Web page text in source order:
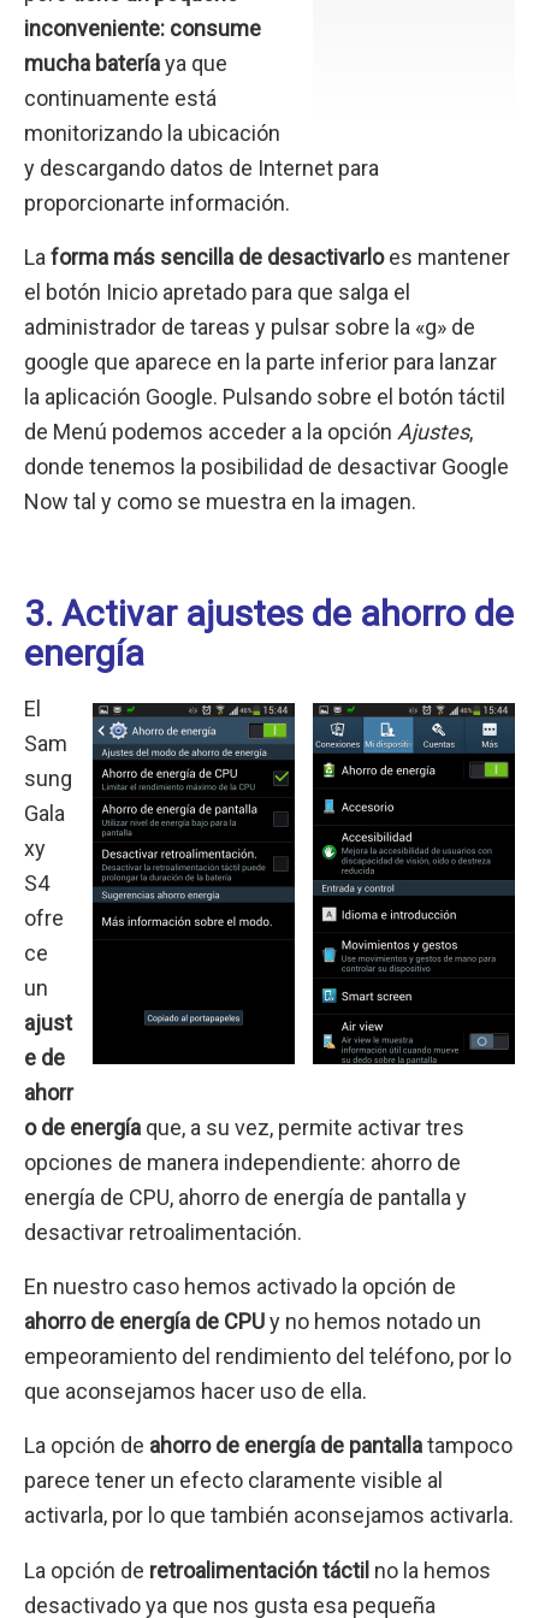
inconveniente: consume
mucha bateríaya que
continuamente está
monitorizando la ubicación
y descargando datos de Internet para
proporcionarte información.
La forma más sencilla de desactivarloes mantener
el botón Inicio apretado para que salga el
administrador de tareas y pulsar sobre la «g» de
google que aparece en la parte inferior para lanzar
la aplicación Google. Pulsando sobre el botón táctil
de Menú podemos acceder a la opción Ajustes,
donde tenemos la posibilidad de desactivar Google
Now tal y como se muestra en la imagen.
3. Activar ajustes de ahorro de
energía
El
Sam
sung
Gala
xy
S4
ofre
ce
un
ajust
e de
ahorr
o de energía que, a su vez, permite activar tres
opciones de manera independiente: ahorro de
energía de CPU, ahorro de energía de pantalla y
desactivar retroalimentación.
En nuestro caso hemos activado la opción de
ahorro de energía de CPUy no hemos notado un
empeoramiento del rendimiento del teléfono, por lo
que aconsejamos hacer uso de ella.
La opción de ahorro de energía de pantallatampoco
parece tener un efecto claramente visible al
activarla, por lo que también aconsejamos activarla.
La opción de retroalimentación táctil no la hemos
desactivado ya que nos gusta esa pequeña